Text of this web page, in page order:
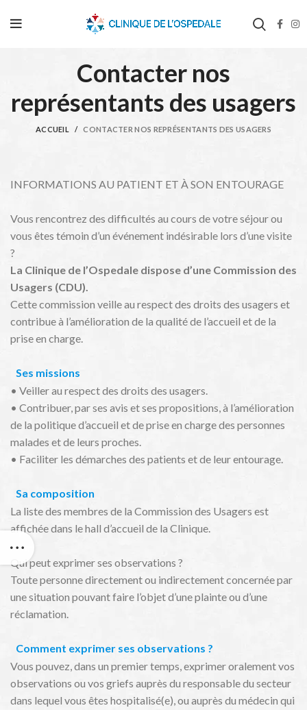
Contacter nos
représentants des usagers
ACCUEIL CONTACTER NOS REPRÉSENTANTS DES USAGERS
INFORMATIONS AU PATIENT ET À SON ENTOURAGE
Vous rencontrez des difficultés au cours de votre séjour ou
vous êtes témoin d’un événement indésirable lors d’une visite
?
La Clinique de l’Ospedale dispose d’une Commission des
Usagers (CDU).
Cette commission veille au respect des droits des usagers et
contribue à l’amélioration de la qualité de l’accueil et de la
prise en charge.
Ses missions
• Veiller au respect des droits des usagers.
• Contribuer, par ses avis et ses propositions, à l’amélioration
de la politique d’accueil et de prise en charge des personnes
malades et de leurs proches.
• Faciliter les démarches des patients et de leur entourage.
Sa composition
La liste des membres de la Commission des Usagers est
affichée dans le hall d’accueil de la Clinique.
Qui peut exprimer ses observations ?
Toute personne directement ou indirectement concernée par
une situation pouvant faire l’objet d’une plainte ou d’une
réclamation.
Comment exprimer ses observations ?
Vous pouvez, dans un premier temps, exprimer oralement vos
observations ou vos griefs auprès du responsable du secteur
dans lequel vous êtes hospitalisé(e), ou auprès du médecin qui